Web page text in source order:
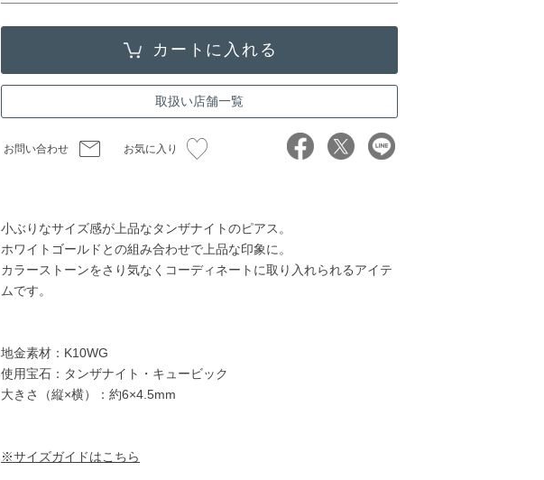
取扱い店舗一覧
お問い合わせ お気に入り
小ぶりなサイズ感が上品なタンザナイトのピアス。
ホワイトゴールドとの組み合わせで上品な印象に。
カラーストーンをさり気なくコーディネートに取り入れられるアイテ
ムです。
地金素材：K10WG
使用宝石：タンザナイト・キュービック
大きさ（縦×横）：約6×4.5mm
※サイズガイドはこちら